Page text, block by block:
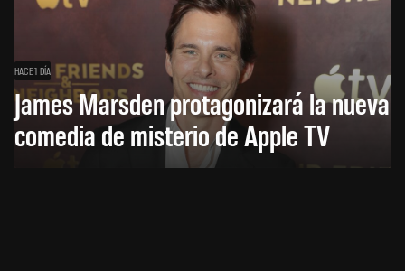
HACE 1 DÍA
James Marsden protagonizará la nueva
comedia de misterio de Apple TV